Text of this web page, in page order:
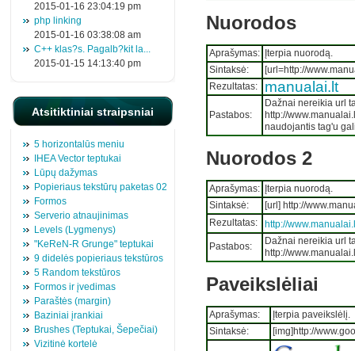
2015-01-16 23:04:19 pm
php linking
2015-01-16 03:38:08 am
C++ klas?s. Pagalb?kit la...
2015-01-15 14:13:40 pm
Atsitiktiniai straipsniai
5 horizontalūs meniu
IHEA Vector teptukai
Lūpų dažymas
Popieriaus tekstūrų paketas 02
Formos
Serverio atnaujinimas
Levels (Lygmenys)
"KeReN-R Grunge" teptukai
9 didelės popieriaus tekstūros
5 Random tekstūros
Formos ir įvedimas
Paraštės (margin)
Baziniai įrankiai
Brushes (Teptukai, Šepečiai)
Vizitinė kortelė
Nuorodos
Aprašymas: Įterpia nuorodą.
Sintaksė:
[url=http://
Rezultatas:
manualai.lt
Pastabos:
Dažnai nereikia url
http://
naudojantis tag'u
Nuorodos 2
Aprašymas: Įterpia nuorodą.
Sintaksė:
[url] http://
Rezultatas:
http://
Pastabos:
Dažnai nereikia url
http://
Paveikslėliai
Aprašymas:
Įterpia paveikslėlį.
Sintaksė:
[img]http://